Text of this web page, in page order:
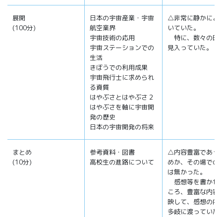
展開
(100分)
日本の宇宙産業・宇宙
航空業界
宇宙技術の応用
宇宙ステーションでの
生活
きぼうでの利用成果
宇宙飛行士に求められ
る資質
はやぶさとはやぶさ２
はやぶさを軸に宇宙開
発の歴史
日本の宇宙開発の将来
△非常に静かによ
いていた。
特に、数々の映
見入っていた。
まとめ
(10分)
参考資料・図書
高校生の進路について
△内容豊富であっ
めか、その場での
は無かった。
感想等を書かせ
ころ、豊富な内容
映して、感想の内
多岐に渡っていた